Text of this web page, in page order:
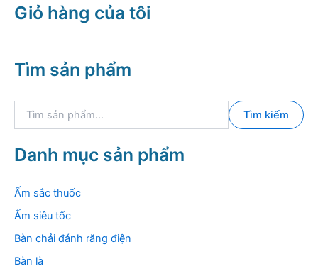
Giỏ hàng của tôi
Tìm sản phẩm
k
i
m
Tìm kiếm
Danh mục sản phẩm
Ấm sắc thuốc
Ấm siêu tốc
Bàn chải đánh răng điện
Bàn là